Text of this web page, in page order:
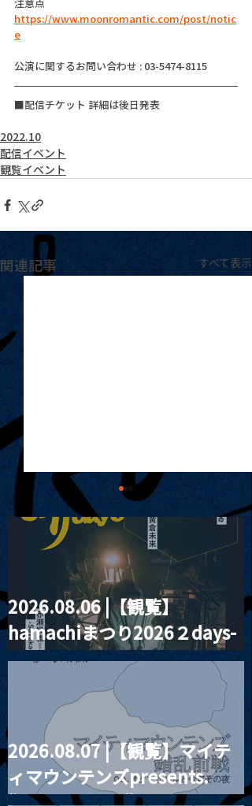
https://www.moonromantic.com/post/notic
e
公演に関するお問い合わせ : 03-5474-8115
■配信チケット 詳細は後日発表
2022.10
配信イベント
観覧イベント
関連記事 すべて表示
MoonRomantic
Channel1周年記念Live
2026.08.06 |【観覧】
hamachiまつり2026２days-
月見ル君想フ編②
2026.08.07 |【観覧】マイテ
ィマウンテンズpresents.